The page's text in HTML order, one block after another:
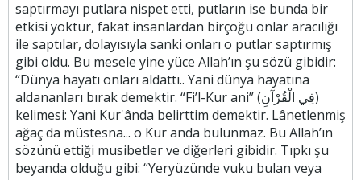
saptırmayı putlara nispet etti, putların ise bunda bir
etkisi yoktur, fakat insanlardan birçoğu onlar aracılığı
ile saptılar, dolayısıyla sanki onları o putlar saptırmış
gibi oldu. Bu mesele yine yüce Allah’ın şu sözü gibidir:
“Dünya hayatı onları aldattı.. Yani dünya hayatına
aldananları bırak demektir. “Fi’l-Kur ani” (فِي الْقُرْآنِ)
kelimesi: Yani Kur'ânda belirttim demektir. Lânetlenmiş
ağaç da müstesna... o Kur anda bulunmaz. Bu Allah’ın
sözünü ettiği musibetler ve diğerleri gibidir. Tıpkı şu
beyanda olduğu gibi: “Yeryüzünde vuku bulan veya